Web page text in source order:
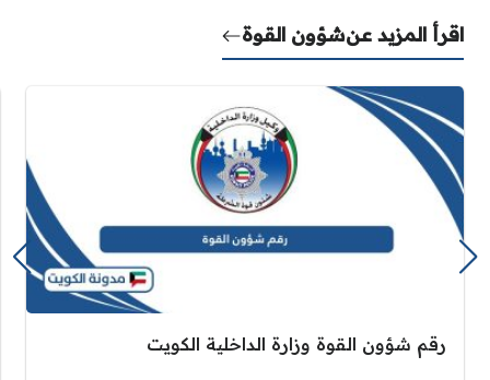
اقرأ المزيد عنشؤون القوة
رقم شؤون القوة وزارة الداخلية الكويت